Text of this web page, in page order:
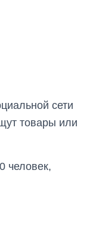
сети
товары или
человек,